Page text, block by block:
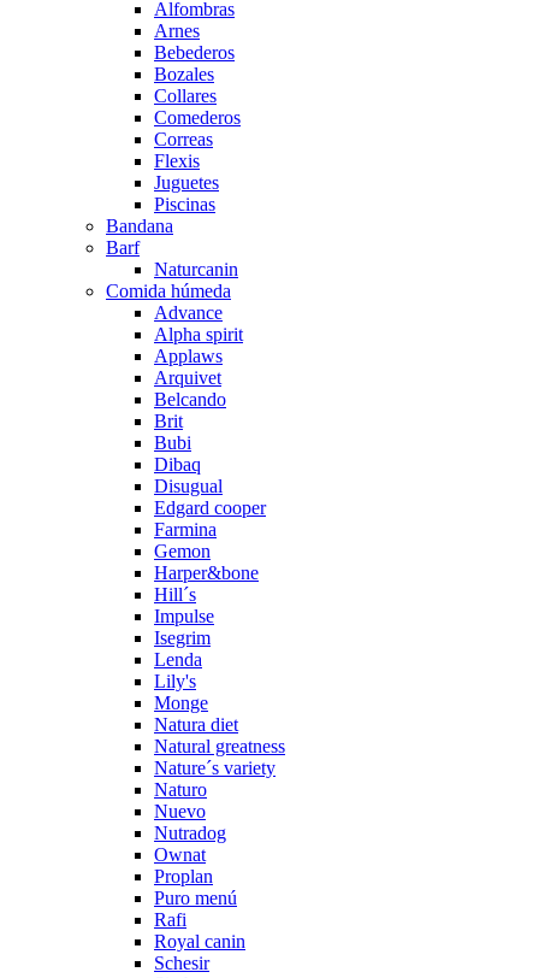
Alfombras
Arnes
Bebederos
Bozales
Collares
Comederos
Correas
Flexis
Juguetes
Piscinas
Bandana
Barf
Naturcanin
Comida húmeda
Advance
Alpha spirit
Applaws
Arquivet
Belcando
Brit
Bubi
Dibaq
Disugual
Edgard cooper
Farmina
Gemon
Harper&bone
Hill´s
Impulse
Isegrim
Lenda
Lily's
Monge
Natura diet
Natural greatness
Nature´s variety
Naturo
Nuevo
Nutradog
Ownat
Proplan
Puro menú
Rafi
Royal canin
Schesir